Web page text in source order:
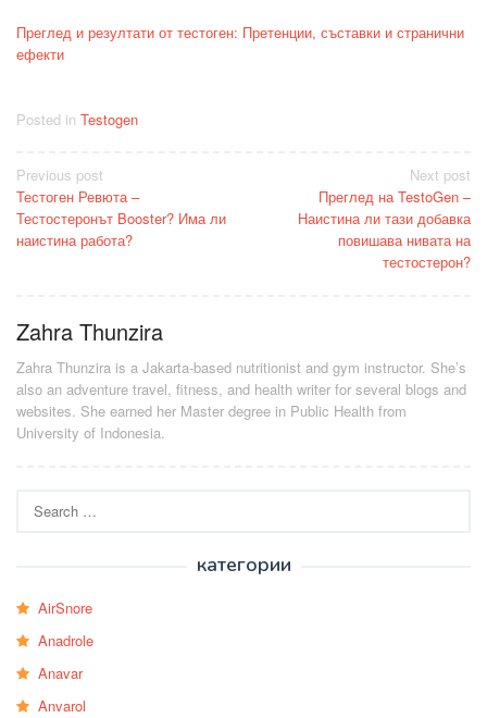
Преглед и резултати от тестоген: Претенции, съставки и странични
ефекти
Posted in Testogen
Post
navigation
Previous post
Тестоген Ревюта –
Тестостеронът Booster? Има ли
наистина работа?
Next post
Преглед на TestoGen –
Наистина ли тази добавка
повишава нивата на
тестостерон?
Zahra Thunzira
Zahra Thunzira is a Jakarta-based nutritionist and gym instructor. She’s
also an adventure travel, fitness, and health writer for several blogs and
websites. She earned her Master degree in Public Health from
University of Indonesia.
for:
категории
AirSnore
Anadrole
Anavar
Anvarol